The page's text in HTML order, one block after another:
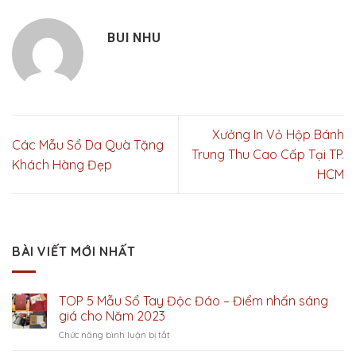
BUI NHU
Các Mẫu Sổ Da Quà Tặng
Khách Hàng Đẹp
Xưởng In Vỏ Hộp Bánh
Trung Thu Cao Cấp Tại TP.
HCM
BÀI VIẾT MỚI NHẤT
TOP 5 Mẫu Sổ Tay Độc Đáo – Điểm nhấn sáng
giá cho Năm 2023
Chức năng bình luận bị tắtở